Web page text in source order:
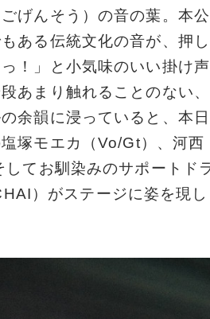
げんそう）の音の葉。本公
ある伝統文化の音が、押し
！」と小気味のいい掛け声
あまり触れることのない、
余韻に浸っていると、本日
塚モエカ（Vo/Gt）、河西
してお馴染みのサポートド
）がステージに姿を現し